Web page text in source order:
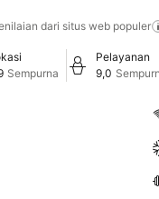
dari situs web populer
Sempurna
Pelayanan
9,0